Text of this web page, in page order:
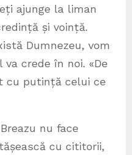
ajunge la liman
și voință.
Dumnezeu, vom
va crede în noi. «De
cu putință celui ce
nu face
cu cititorii,